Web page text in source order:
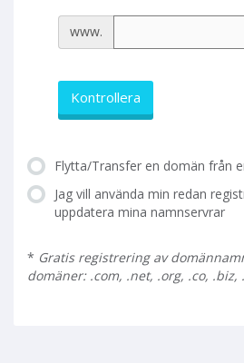
www.
Kontrollera
Flytta/Transfer en domän från
Jag vill använda min redan
uppdatera mina namnservrar
* Gratis registrering av
domäner: .com, .net, .org, .co, .biz,